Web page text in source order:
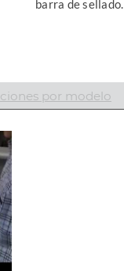
barra de sellado.
por modelo